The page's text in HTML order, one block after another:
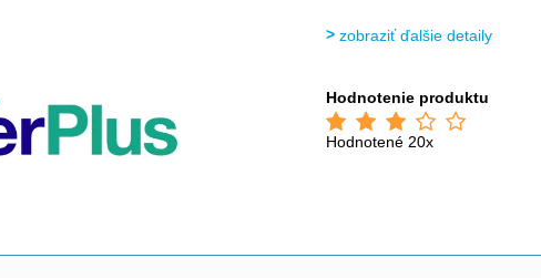
zobraziť ďalšie detaily
Hodnotenie produktu
Hodnotené 20x